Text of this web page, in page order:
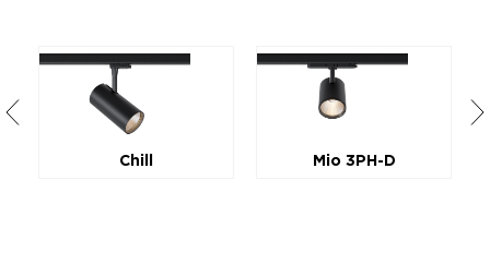
Chill Mio 3PH-D